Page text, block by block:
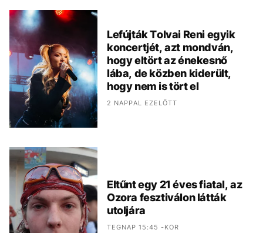
Lefújták Tolvai Reni egyik
koncertjét, azt mondván,
hogy eltört az énekesnő
lába, de közben kiderült,
hogy nem is tört el
2 NAPPAL EZELŐTT
Eltűnt egy 21 éves fiatal, az
Ozora fesztiválon látták
utoljára
TEGNAP 15:45 -KOR